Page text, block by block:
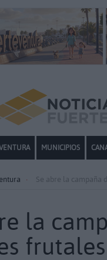
MUNICIPIOS
Se abre la campaña
la